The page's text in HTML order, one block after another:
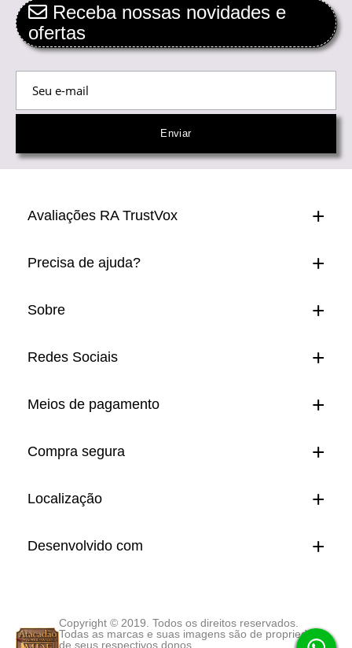
Receba nossas novidades e
ofertas
Avaliações RA TrustVox
Precisa de ajuda?
Sobre
Redes Sociais
Meios de pagamento
Compra segura
Localização
Desenvolvido com
Copyright © 2019. Todos os direitos reservados.
Todas as marcas e suas imagens são de propriedade
de seus respectivos donos.